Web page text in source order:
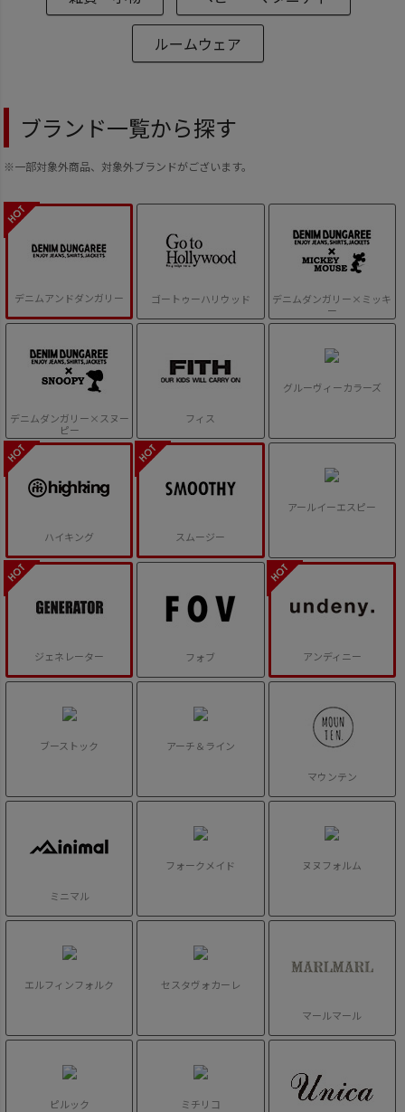
ルームウェア
ブランド一覧から探す
※一部対象外商品、対象外ブランドがございます。
デニムアンドダンガリー ゴートゥーハリウッド
デニムダンガリー×ミッキ
ー
デニムダンガリー×スヌー
ピー
フィス
グルーヴィーカラーズ
ハイキング スムージー
アールイーエスピー
ジェネレーター フォブ アンディニー
ブーストック アーチ＆ライン
マウンテン
ミニマル
フォークメイド ヌヌフォルム
エルフィンフォルク セスタヴォカーレ
マールマール
ピルック ミチリコ